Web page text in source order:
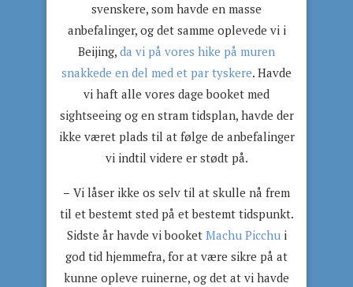
svenskere, som havde en masse
anbefalinger, og det samme oplevede vi i
Beijing, da vi på vores hike på muren
snakkede en del med et par tyskere. Havde
vi haft alle vores dage booket med
sightseeing og en stram tidsplan, havde der
ikke været plads til at følge de anbefalinger
vi indtil videre er stødt på.
– Vi låser ikke os selv til at skulle nå frem
til et bestemt sted på et bestemt tidspunkt.
Sidste år havde vi booket Machu Picchui
god tid hjemmefra, for at være sikre på at
kunne opleve ruinerne, og det at vi havde